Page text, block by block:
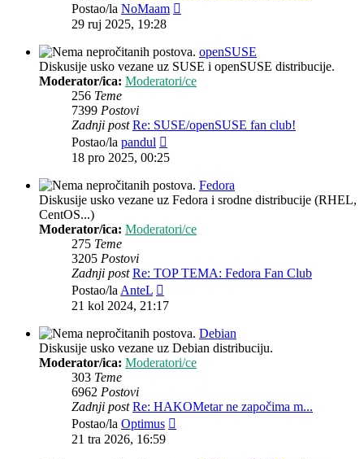
Postao/la NoMaam
29 ruj 2025, 19:28
openSUSE
Diskusije usko vezane uz SUSE i openSUSE distribucije.
Moderator/ica: Moderatori/ce
256 Teme
7399 Postovi
Zadnji post Re: SUSE/openSUSE fan club!
Postao/la pandul
post
18 pro 2025, 00:25
Fedora
Diskusije usko vezane uz Fedora i srodne distribucije (RHEL,
CentOS...)
Moderator/ica: Moderatori/ce
275 Teme
3205 Postovi
Zadnji post Re: TOP TEMA: Fedora Fan Club
Postao/laAnteL
post
21 kol 2024, 21:17
Debian
Diskusije usko vezane uz Debian distribuciju.
Moderator/ica: Moderatori/ce
303 Teme
6962 Postovi
Zadnji post Re: HAKOMetar ne započima m...
Postao/la Optimus
21 tra 2026, 16:59